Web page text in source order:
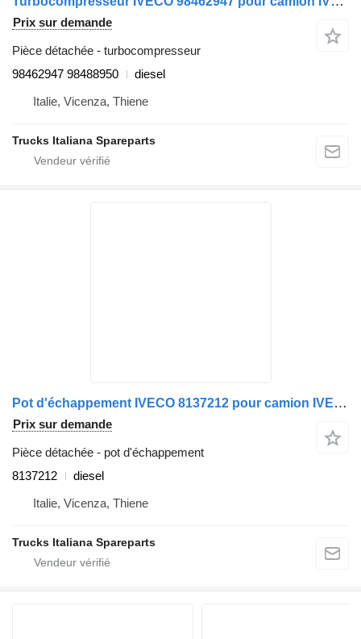
Prix sur demande
Pièce détachée - turbocompresseur
98462947 98488950
diesel
Italie, Vicenza, Thiene
Trucks Italiana Spareparts
Pot d'échappement IVECO 8137212 pour camion IVECO Stralis 2003>2007
Prix sur demande
Pièce détachée - pot d'échappement
8137212
diesel
Italie, Vicenza, Thiene
Trucks Italiana Spareparts